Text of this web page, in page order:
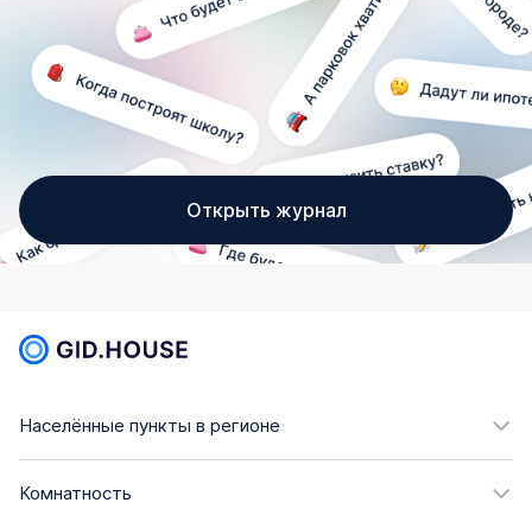
Открыть журнал
Населённые пункты в регионе
Комнатность